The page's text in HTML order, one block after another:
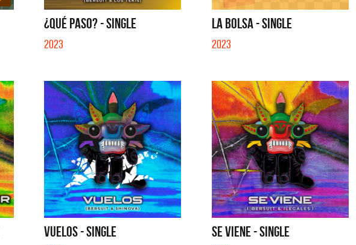
¿QUÉ PASO? - SINGLE
2023
LA BOLSA - SINGLE
2023
VUELOS - SINGLE SE VIENE - SINGLE